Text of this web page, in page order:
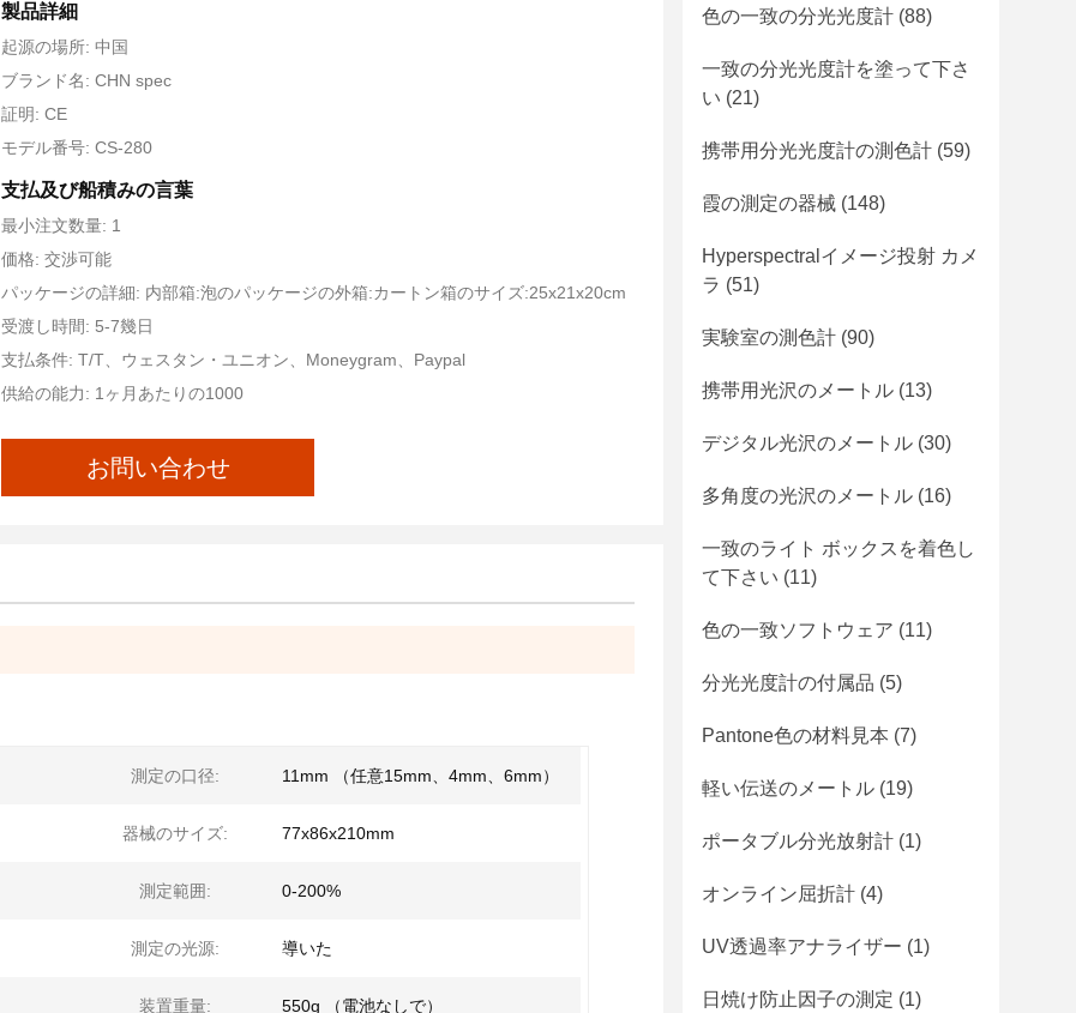
製品詳細
起源の場所: 中国
ブランド名: CHN spec
証明: CE
モデル番号: CS-280
支払及び船積みの言葉
最小注文数量: 1
価格: 交渉可能
パッケージの詳細: 内部箱:泡のパッケージの外箱:カートン箱のサイズ:25x21x20cm
受渡し時間: 5-7幾日
支払条件: T/T、ウェスタン・ユニオン、Moneygram、Paypal
供給の能力: 1ヶ月あたりの1000
お問い合わせ
測定の口径: 11mm （任意15mm、4mm、6mm）
器械のサイズ: 77x86x210mm
測定範囲: 0-200%
測定の光源: 導いた
装置重量: 550g （電池なしで）
色の一致の分光光度計 (88)
一致の分光光度計を塗って下さ
い (21)
携帯用分光光度計の測色計 (59)
霞の測定の器械 (148)
Hyperspectralイメージ投射 カメ
ラ (51)
実験室の測色計 (90)
携帯用光沢のメートル (13)
デジタル光沢のメートル (30)
多角度の光沢のメートル (16)
一致のライト ボックスを着色し
て下さい (11)
色の一致ソフトウェア (11)
分光光度計の付属品 (5)
Pantone色の材料見本 (7)
軽い伝送のメートル (19)
ポータブル分光放射計 (1)
オンライン屈折計 (4)
UV透過率アナライザー (1)
日焼け防止因子の測定 (1)